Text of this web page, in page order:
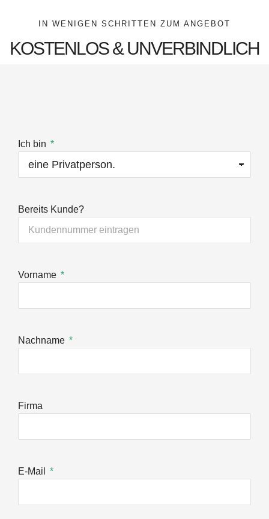
IN WENIGEN SCHRITTEN ZUM ANGEBOT
KOSTENLOS & UNVERBINDLICH
Ich bin
Bereits Kunde?
Vorname
Nachname
Firma
E-Mail